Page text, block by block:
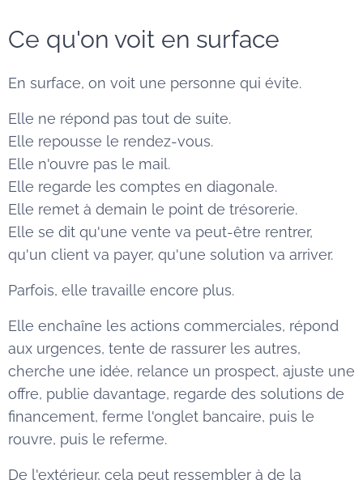
Ce qu'on voit en surface
En surface, on voit une personne qui évite.
Elle ne répond pas tout de suite.
Elle repousse le rendez-vous.
Elle n'ouvre pas le mail.
Elle regarde les comptes en diagonale.
Elle remet à demain le point de trésorerie.
Elle se dit qu'une vente va peut-être rentrer,
qu'un client va payer, qu'une solution va arriver.
Parfois, elle travaille encore plus.
Elle enchaîne les actions commerciales, répond
aux urgences, tente de rassurer les autres,
cherche une idée, relance un prospect, ajuste une
offre, publie davantage, regarde des solutions de
financement, ferme l'onglet bancaire, puis le
rouvre, puis le referme.
De l'extérieur, cela peut ressembler à de la